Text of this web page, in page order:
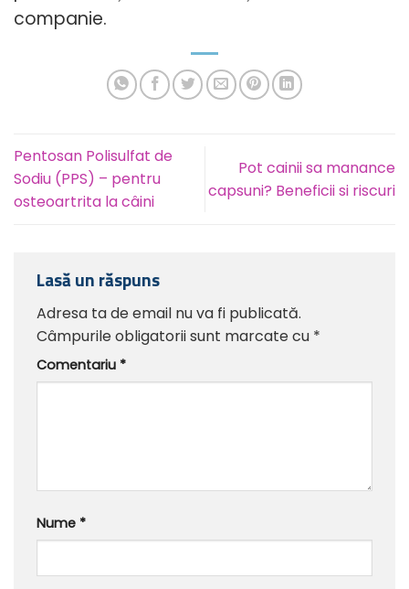
companie.
Pentosan Polisulfat de
Sodiu (PPS) – pentru
osteoartrita la câini
Pot cainii sa manance
capsuni? Beneficii si riscuri
Lasă un răspuns
Adresa ta de email nu va fi publicată.
Câmpurile obligatorii sunt marcate cu *
Comentariu *
Nume *